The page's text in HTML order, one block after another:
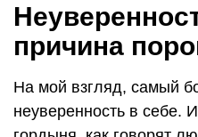
причина
На мой взгляд, самый
неуверенность в себе.